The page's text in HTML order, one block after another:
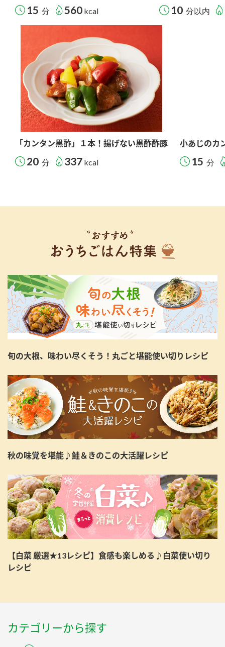
15 分 560 kcal 10 分以内
「カンタン黒酢」１本！揚げない黒酢酢豚
20 分 337 kcal
小あじのカ
15 分
旬の大根、味わい尽くそう！丸ごと堪能使い切りレシピ
秋の味覚を堪能♪鮭＆きのこの大活躍レシピ
【白菜 厳選★13レシピ】食感も楽しめる♪白菜使い切り
レシピ
カテゴリーから探す